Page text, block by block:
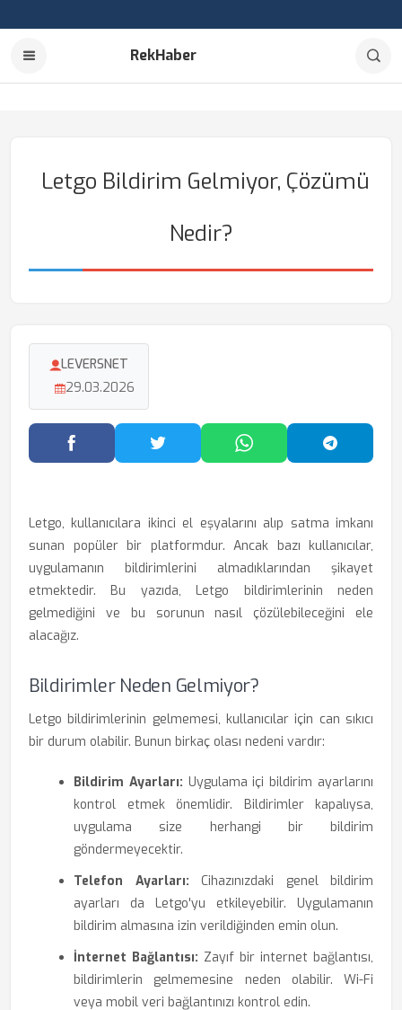
RekHaber
Letgo Bildirim Gelmiyor, Çözümü
Nedir?
LEVERSNET
29.03.2026
Facebook'ta PaylaşTwitter'da PaylaşWhatsApp'ta Paylaş
Letgo, kullanıcılara ikinci el eşyalarını alıp satma imkanı
sunan popüler bir platformdur. Ancak bazı kullanıcılar,
uygulamanın bildirimlerini almadıklarından şikayet
etmektedir. Bu yazıda, Letgo bildirimlerinin neden
gelmediğini ve bu sorunun nasıl çözülebileceğini ele
alacağız.
Bildirimler Neden Gelmiyor?
Letgo bildirimlerinin gelmemesi, kullanıcılar için can sıkıcı
bir durum olabilir. Bunun birkaç olası nedeni vardır:
Bildirim Ayarları: Uygulama içi bildirim ayarlarını
kontrol etmek önemlidir. Bildirimler kapalıysa,
uygulama size herhangi bir bildirim
göndermeyecektir.
Telefon Ayarları: Cihazınızdaki genel bildirim
ayarları da Letgo'yu etkileyebilir. Uygulamanın
bildirim almasına izin verildiğinden emin olun.
İnternet Bağlantısı: Zayıf bir internet bağlantısı,
bildirimlerin gelmemesine neden olabilir. Wi-Fi
veya mobil veri bağlantınızı kontrol edin.